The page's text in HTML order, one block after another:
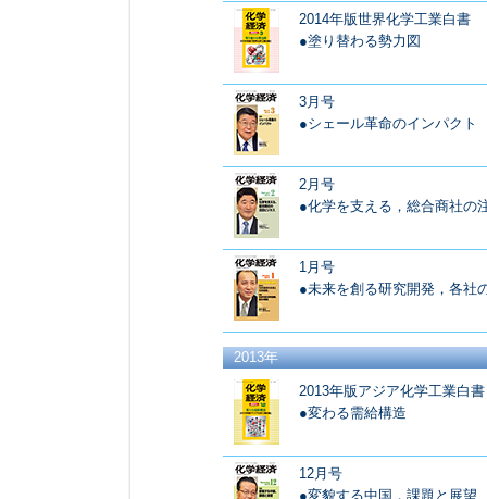
2014年版世界化学工業白書
●塗り替わる勢力図
3月号
●シェール革命のインパクト
2月号
●化学を支える，総合商社の
1月号
●未来を創る研究開発，各社
2013年
2013年版アジア化学工業白書
●変わる需給構造
12月号
●変貌する中国，課題と展望